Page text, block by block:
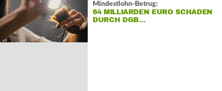
Mindestlohn-Betrug:
64 MILLIARDEN EURO SCHADEN
DURCH DGB…